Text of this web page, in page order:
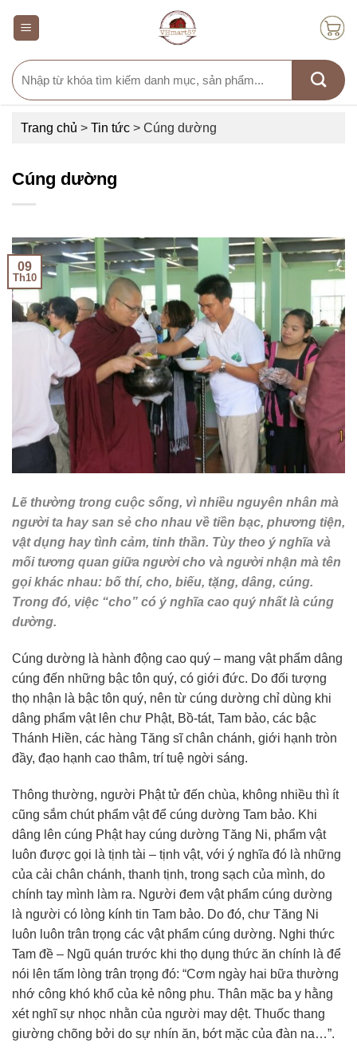
Search
for:
Trang chủ > Tin tức > Cúng dường
Cúng dường
09
Th10
Lẽ thường trong cuộc sống, vì nhiều nguyên nhân mà
người ta hay san sẻ cho nhau về tiền bạc, phương tiện,
vật dụng hay tình cảm, tinh thần. Tùy theo ý nghĩa và
mối tương quan giữa người cho và người nhận mà tên
gọi khác nhau: bố thí, cho, biếu, tặng, dâng, cúng.
Trong đó, việc “cho” có ý nghĩa cao quý nhất là cúng
dường.
Cúng dường là hành động cao quý – mang vật phẩm dâng
cúng đến những bậc tôn quý, có giới đức. Do đối tượng
thọ nhận là bậc tôn quý, nên từ cúng dường chỉ dùng khi
dâng phẩm vật lên chư Phật, Bồ-tát, Tam bảo, các bậc
Thánh Hiền, các hàng Tăng sĩ chân chánh, giới hạnh tròn
đầy, đạo hạnh cao thâm, trí tuệ ngời sáng.
Thông thường, người Phật tử đến chùa, không nhiều thì ít
cũng sắm chút phẩm vật để cúng dường Tam bảo. Khi
dâng lên cúng Phật hay cúng dường Tăng Ni, phẩm vật
luôn được gọi là tịnh tài – tịnh vật, với ý nghĩa đó là những
của cải chân chánh, thanh tịnh, trong sạch của mình, do
chính tay mình làm ra. Người đem vật phẩm cúng dường
là người có lòng kính tin Tam bảo. Do đó, chư Tăng Ni
luôn luôn trân trọng các vật phẩm cúng dường. Nghi thức
Tam đề – Ngũ quán trước khi thọ dụng thức ăn chính là để
nói lên tấm lòng trân trọng đó: “Cơm ngày hai bữa thường
nhớ công khó khổ của kẻ nông phu. Thân mặc ba y hằng
xét nghĩ sự nhọc nhằn của người may dệt. Thuốc thang
giường chõng bởi do sự nhín ăn, bớt mặc của đàn na…”.